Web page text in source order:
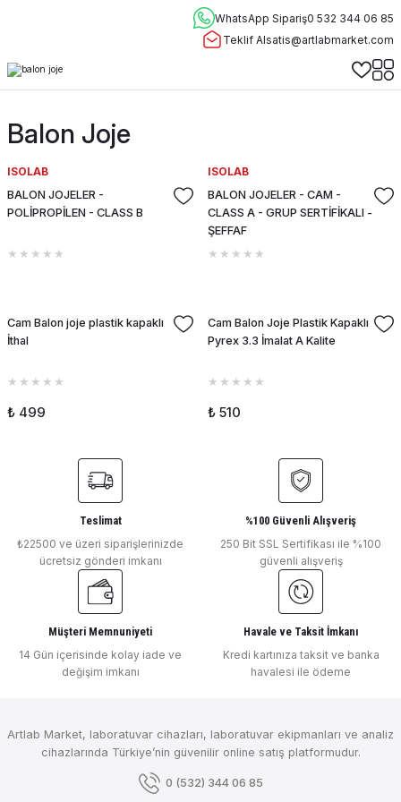
WhatsApp Sipariş0 532 344 06 85
Teklif Alsatis@artlabmarket.com
Balon Joje
ISOLAB
BALON JOJELER -
POLİPROPİLEN - CLASS B
ISOLAB
BALON JOJELER - CAM -
CLASS A - GRUP SERTİFİKALI -
ŞEFFAF
Cam Balon joje plastik kapaklı
İthal
₺ 499
Cam Balon Joje Plastik Kapaklı
Pyrex 3.3 İmalat A Kalite
₺ 510
Teslimat
₺22500 ve üzeri siparişlerinizde
ücretsiz gönderi imkanı
%100 Güvenli Alışveriş
250 Bit SSL Sertifikası ile %100
güvenli alışveriş
Müşteri Memnuniyeti
14 Gün içerisinde kolay iade ve
değişim imkanı
Havale ve Taksit İmkanı
Kredi kartınıza taksit ve banka
havalesi ile ödeme
Artlab Market, laboratuvar cihazları, laboratuvar ekipmanları ve analiz
cihazlarında Türkiye’nin güvenilir online satış platformudur.
0 (532) 344 06 85